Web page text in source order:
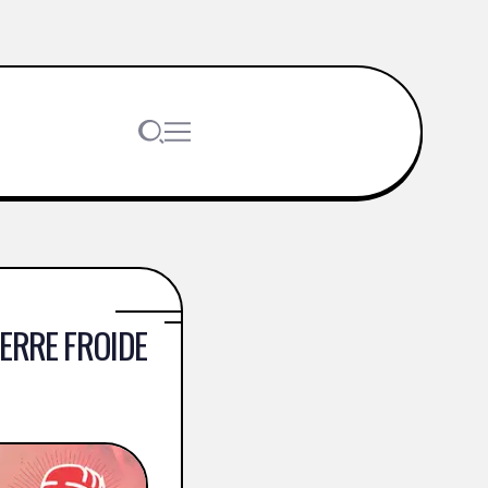
FROIDE